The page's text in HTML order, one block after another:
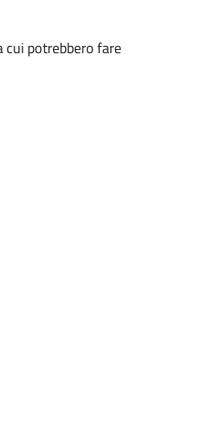
cui potrebbero fare